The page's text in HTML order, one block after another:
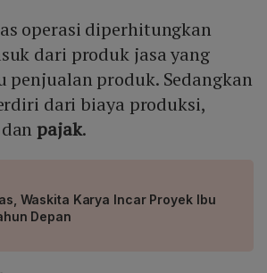
operasi diperhitungkan
dari produk jasa yang
penjualan produk. Sedangkan
dari biaya produksi,
danpajak.
Waskita Karya Incar Proyek Ibu
Depan